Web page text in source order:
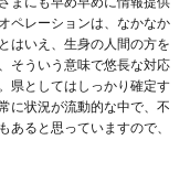
ペレーションは、なかなか
はいえ、生身の人間の方を
そういう意味で悠長な対応
県としてはしっかり確定す
に状況が流動的な中で、不
あると思っていますので、